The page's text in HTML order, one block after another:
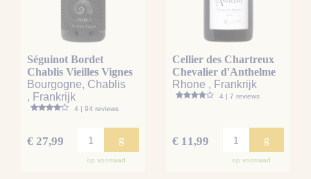
Séguinot Bordet
Chablis Vieilles Vignes
Bourgogne, Chablis
, Frankrijk
4 | 94 reviews
€ 27,99 g
op voorraad
Cellier des Chartreux
Chevalier d'Anthelme
Rhone , Frankrijk
4 | 7 reviews
€ 11,99 g
op voorraad